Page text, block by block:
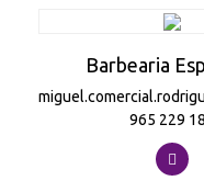
Barbearia
965 229